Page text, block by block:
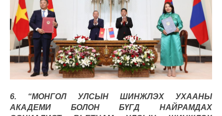
6. “МОНГОЛ УЛСЫН ШИНЖЛЭХ УХААНЫ
АКАДЕМИ БОЛОН БҮГД НАЙРАМДАХ